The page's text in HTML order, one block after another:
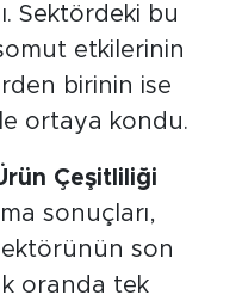
Sektördeki bu
etkilerinin
birinin ise
ortaya kondu.
Çeşitliliği
sonuçları,
son
oranda tek